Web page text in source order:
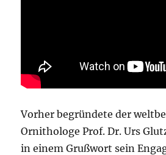
Vorher begründete der
Ornithologe Prof. Dr. Urs
in einem Grußwort sein